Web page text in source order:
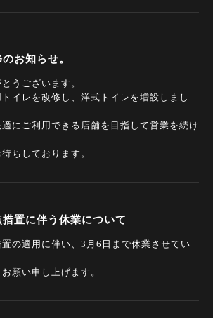
お知らせ。
うございます。
イレを改修し、洋式トイレを増設しまし
にご利用できる店舗を目指して営業を続け
ちしております。
置に伴う休業について
の適用に伴い、3月6日まで休業させてい
願い申し上げます。